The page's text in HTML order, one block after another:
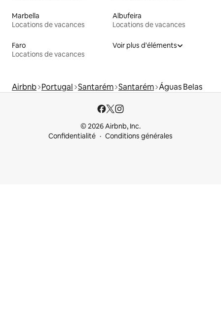
Marbella
Locations de vacances
Albufeira
Locations de vacances
Faro
Locations de vacances
Voir plus d'éléments
Airbnb Portugal Santarém Santarém Águas Belas
© 2026 Airbnb, Inc.
Confidentialité
Conditions générales